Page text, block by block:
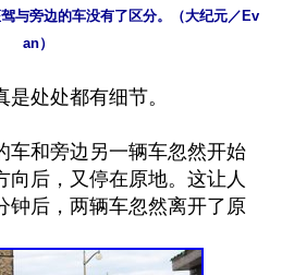
与旁边的车没有了区分。（大纪元／Ev
an）
处处都有细节。
车和旁边另一辆车忽然开始
向后，又停在原地。这让人
钟后，两辆车忽然离开了原